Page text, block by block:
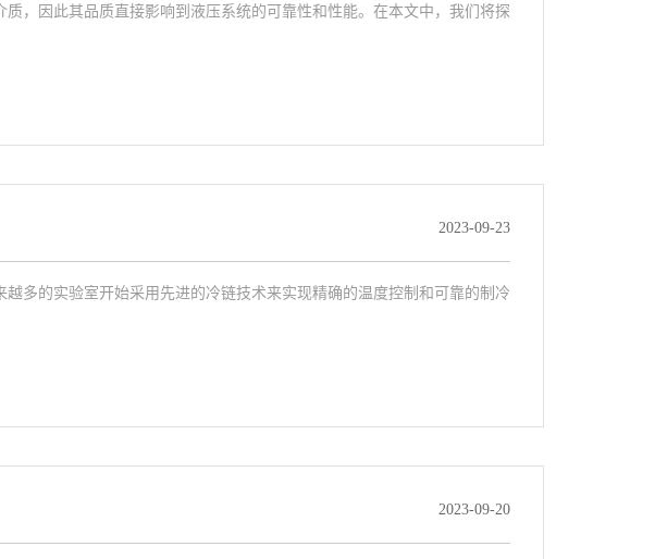
，因此其品质直接影响到液压系统的可靠性和性能。在本文中，我们将探
2023-09-23
多的实验室开始采用先进的冷链技术来实现精确的温度控制和可靠的制冷
2023-09-20